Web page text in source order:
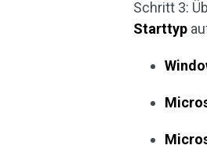
Schritt 3:
Starttyp